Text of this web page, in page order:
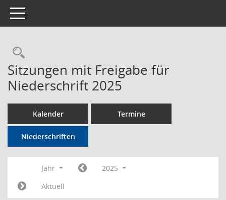
Toggle navigation
Rechercheauswahl
Sitzungen mit Freigabe für
Niederschrift 2025
Kalender Termine
Niederschriften
Jahr
2025
Aktuell